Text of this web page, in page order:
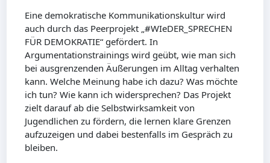
Eine demokratische Kommunikationskultur wird
auch durch das Peerprojekt „#WIeDER_SPRECHEN
FÜR DEMOKRATIE“ gefördert. In
Argumentationstrainings wird geübt, wie man sich
bei ausgrenzenden Äußerungen im Alltag verhalten
kann. Welche Meinung habe ich dazu? Was möchte
ich tun? Wie kann ich widersprechen? Das Projekt
zielt darauf ab die Selbstwirksamkeit von
Jugendlichen zu fördern, die lernen klare Grenzen
aufzuzeigen und dabei bestenfalls im Gespräch zu
bleiben.